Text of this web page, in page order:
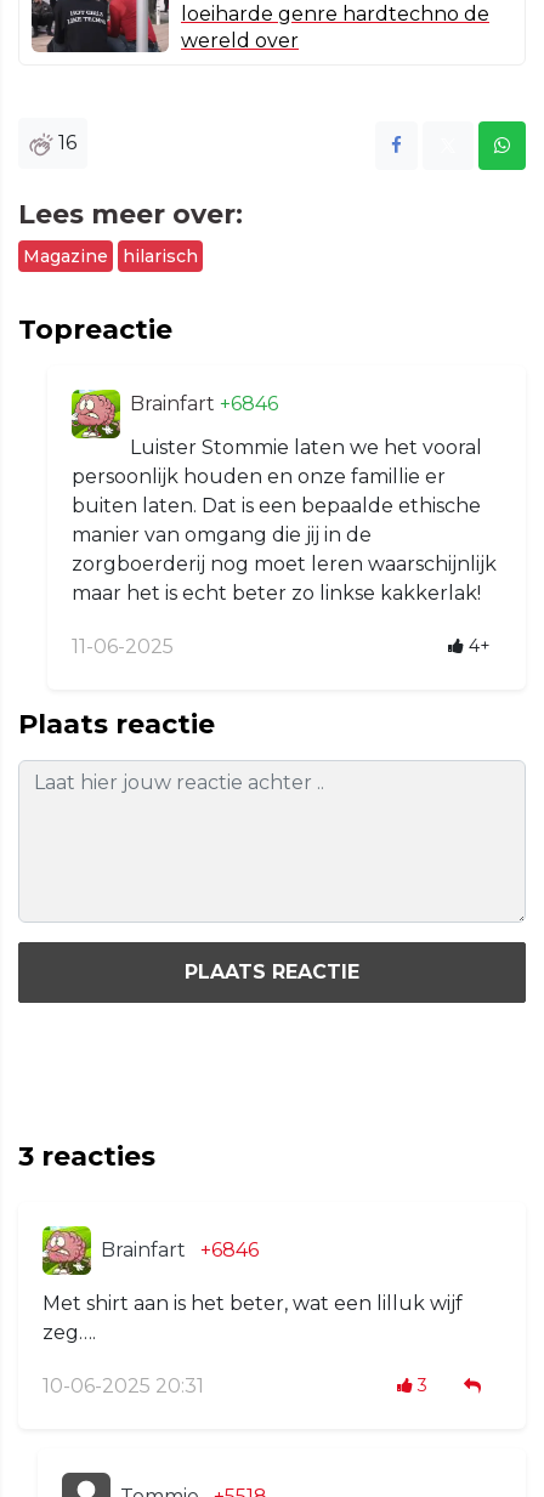
loeiharde genre hardtechno de
wereld over
16
Lees meer over:
Magazine hilarisch
Topreactie
Brainfart +6846
Luister Stommie laten we het vooral
persoonlijk houden en onze famillie er
buiten laten. Dat is een bepaalde ethische
manier van omgang die jij in de
zorgboerderij nog moet leren waarschijnlijk
maar het is echt beter zo linkse kakkerlak!
11-06-2025 4+
Plaats reactie
PLAATS REACTIE
3 reacties
Brainfart +6846
Met shirt aan is het beter, wat een lilluk wijf
zeg….
10-06-2025 20:31 3